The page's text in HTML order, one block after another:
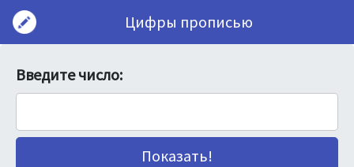
Цифры прописью
Введите число: